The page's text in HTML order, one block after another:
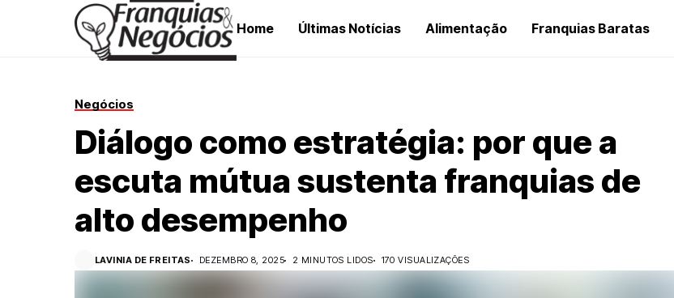
Home Últimas Notícias Alimentação Franquias Baratas
Negócios
Diálogo como estratégia: por que a
escuta mútua sustenta franquias de
alto desempenho
LAVINIA DE FREITAS DEZEMBRO 8, 2025 2 MINUTOS LIDOS 170 VISUALIZAÇÕES